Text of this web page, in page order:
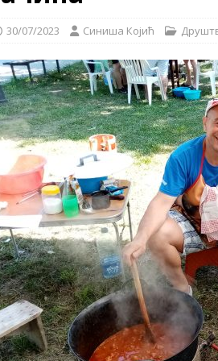
30/07/2023 Синиша Којић